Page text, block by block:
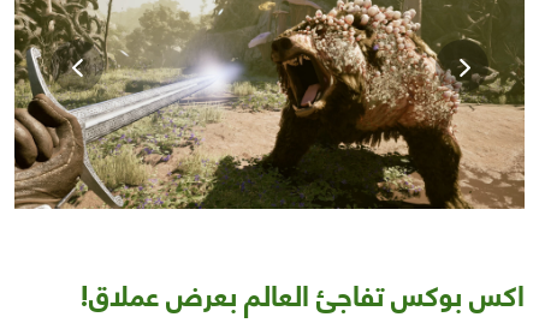
اكس بوكس تفاجئ العالم بعرض عملاق!